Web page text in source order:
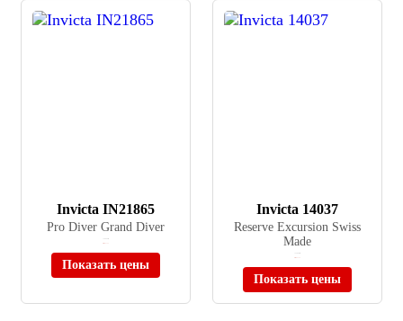
Invicta IN21865
Pro Diver Grand Diver
Показать цены
Invicta 14037
Reserve Excursion Swiss
Made
Показать цены